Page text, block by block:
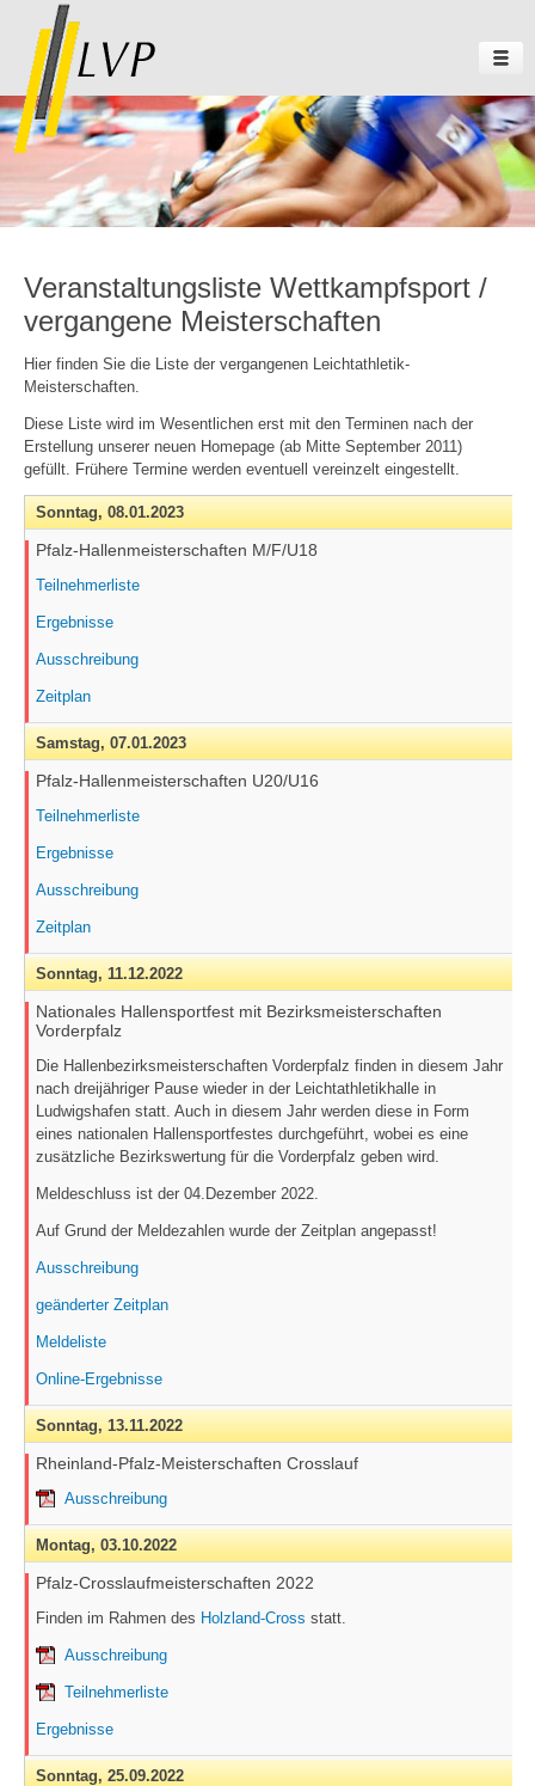
Veranstaltungsliste Wettkampfsport /
vergangene Meisterschaften
Hier finden Sie die Liste der vergangenen Leichtathletik-
Meisterschaften.
Diese Liste wird im Wesentlichen erst mit den Terminen nach der
Erstellung unserer neuen Homepage (ab Mitte September 2011)
gefüllt. Frühere Termine werden eventuell vereinzelt eingestellt.
Sonntag,08.01.2023
Pfalz-Hallenmeisterschaften M/F/U18
Teilnehmerliste
Ergebnisse
Ausschreibung
Zeitplan
Samstag,07.01.2023
Pfalz-Hallenmeisterschaften U20/U16
Teilnehmerliste
Ergebnisse
Ausschreibung
Zeitplan
Sonntag,11.12.2022
Nationales Hallensportfest mit Bezirksmeisterschaften
Vorderpfalz
Die Hallenbezirksmeisterschaften Vorderpfalz finden in diesem Jahr
nach dreijähriger Pause wieder in der Leichtathletikhalle in
Ludwigshafen statt. Auch in diesem Jahr werden diese in Form
eines nationalen Hallensportfestes durchgeführt, wobei es eine
zusätzliche Bezirkswertung für die Vorderpfalz geben wird.
Meldeschluss ist der 04.Dezember 2022.
Auf Grund der Meldezahlen wurde der Zeitplan angepasst!
Ausschreibung
geänderter Zeitplan
Meldeliste
Online-Ergebnisse
Sonntag,13.11.2022
Rheinland-Pfalz-Meisterschaften Crosslauf
Ausschreibung
Montag,03.10.2022
Pfalz-Crosslaufmeisterschaften 2022
Finden im Rahmen des Holzland-Cross statt.
Ausschreibung
Teilnehmerliste
Ergebnisse
Sonntag,25.09.2022